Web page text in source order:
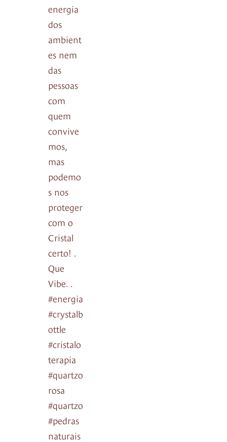
energia
dos
ambient
es nem
das
pessoas
com
quem
convive
mos,
mas
podemo
s nos
proteger
com o
Cristal
certo! .
Que
Vibe. .
#energia
#crystalb
ottle
#cristalo
terapia
#quartzo
rosa
#quartzo
#pedras
naturais